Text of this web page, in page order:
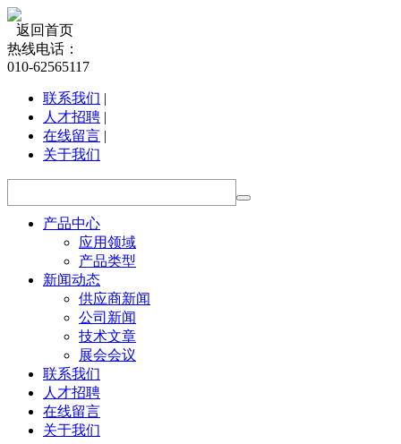
返回首页
热线电话：
010-62565117
联系我们 |
人才招聘 |
在线留言 |
关于我们
产品中心
应用领域
产品类型
新闻动态
供应商新闻
公司新闻
技术文章
展会会议
联系我们
人才招聘
在线留言
关于我们